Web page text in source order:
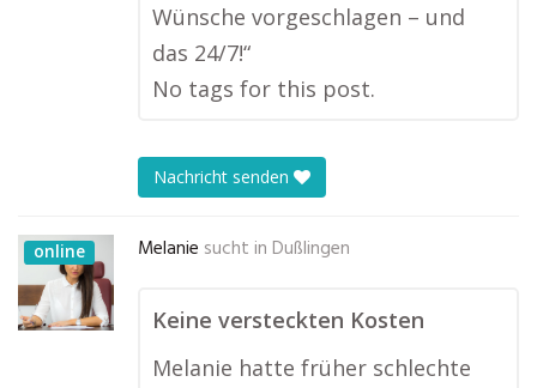
Wünsche vorgeschlagen – und
das 24/7!“
No tags for this post.
Nachricht senden
online Melanie sucht in Dußlingen
Keine versteckten Kosten
Melanie hatte früher schlechte